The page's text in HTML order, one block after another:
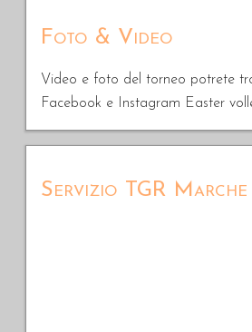
Foto & Video
Video e foto del torneo potrete
Facebook e Instagram Easter
Servizio TGR Marche